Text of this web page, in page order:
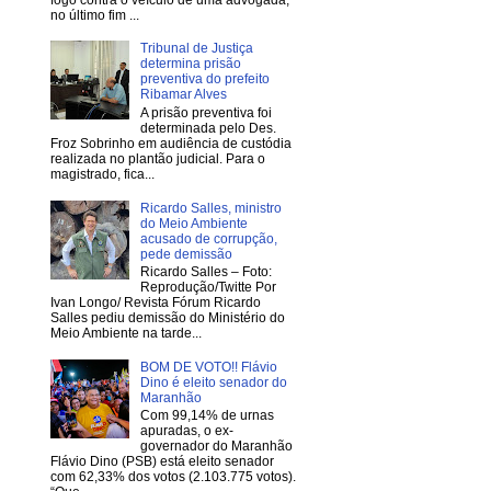
no último fim ...
Tribunal de Justiça
determina prisão
preventiva do prefeito
Ribamar Alves
A prisão preventiva foi
determinada pelo Des.
Froz Sobrinho em audiência de custódia
realizada no plantão judicial. Para o
magistrado, fica...
Ricardo Salles, ministro
do Meio Ambiente
acusado de corrupção,
pede demissão
Ricardo Salles – Foto:
Reprodução/Twitte Por
Ivan Longo/ Revista Fórum Ricardo
Salles pediu demissão do Ministério do
Meio Ambiente na tarde...
BOM DE VOTO!! Flávio
Dino é eleito senador do
Maranhão
Com 99,14% de urnas
apuradas, o ex-
governador do Maranhão
Flávio Dino (PSB) está eleito senador
com 62,33% dos votos (2.103.775 votos).